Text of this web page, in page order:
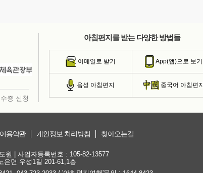
증 신청
아침편지를 받는 다양한 방법들
이메일로 받기 App(앱)으로 보기
음성 아침편지 중국어 아침편지
이용약관 개인정보 처리방침 찾아오는길
원 | 사업자등록번호 : 105-82-13577
은면 우성1길 201-61,1층